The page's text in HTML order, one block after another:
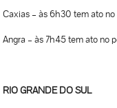
Caxias – às 6h30 tem ato
Angra – às 7h45 tem ato no
RIO GRANDE DO SUL